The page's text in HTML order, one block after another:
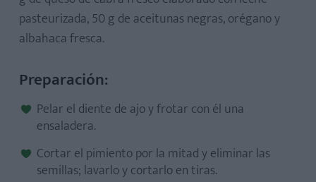
pasteurizada, 50 g de aceitunas negras, orégano y
albahaca fresca.
Preparación:
Pelar el diente de ajo y frotar con él una
ensaladera.
Cortar el pimiento por la mitad y eliminar las
semillas; lavarlo y cortarlo en tiras.